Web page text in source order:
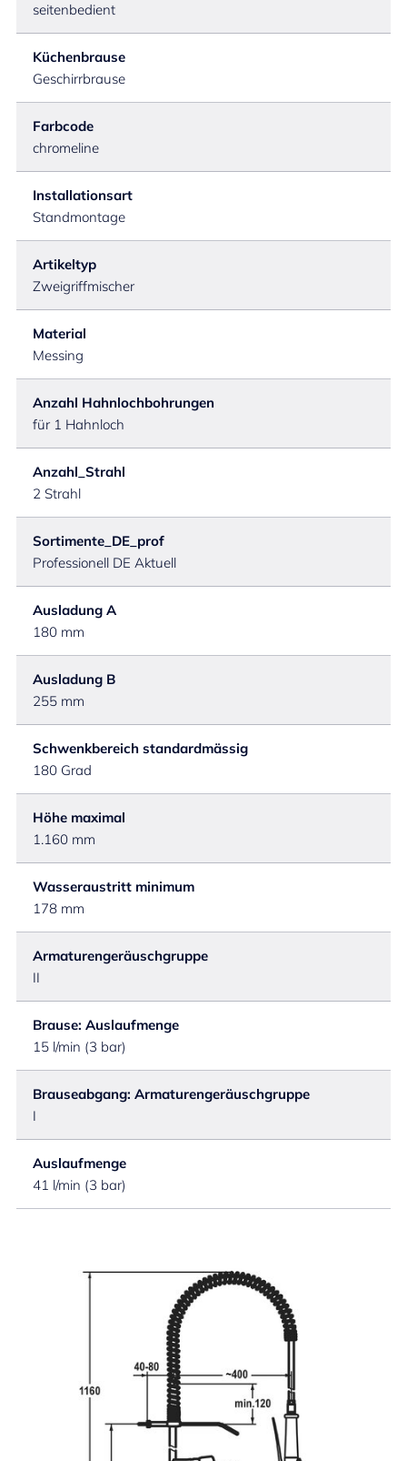
seitenbedient
Küchenbrause
Geschirrbrause
Farbcode
chromeline
Installationsart
Standmontage
Artikeltyp
Zweigriffmischer
Material
Messing
Anzahl Hahnlochbohrungen
für 1 Hahnloch
Anzahl_Strahl
2 Strahl
Sortimente_DE_prof
Professionell DE Aktuell
Ausladung A
180 mm
Ausladung B
255 mm
Schwenkbereich standardmässig
180 Grad
Höhe maximal
1.160 mm
Wasseraustritt minimum
178 mm
Armaturengeräuschgruppe
II
Brause: Auslaufmenge
15 l/min (3 bar)
Brauseabgang: Armaturengeräuschgruppe
I
Auslaufmenge
41 l/min (3 bar)